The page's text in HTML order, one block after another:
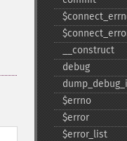
_​_​construct
debug
$errno
$error
$error_​list